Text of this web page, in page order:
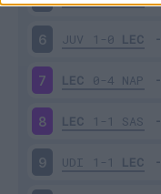
6 JUV 1-0 LEC
7 LEC 0-4 NAP
8 LEC 1-1 SAS
9 UDI 1-1 LEC